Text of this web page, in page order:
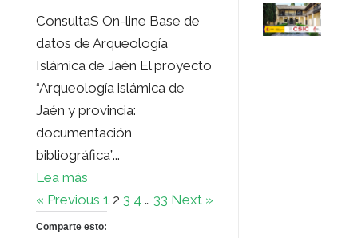
ConsultaS On-line Base de
datos de Arqueología
Islámica de Jaén El proyecto
“Arqueología islámica de
Jaén y provincia:
documentación
bibliográfica”...
Lea más
« Previous 1 2 3 4 … 33 Next »
Comparte esto: